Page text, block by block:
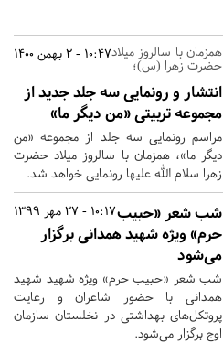
10:47 - 2 بهمن 1400همزمان با سالروز میلاد
حضرت زهرا (س)؛
انتشار و رونمایی سه جلد جدید از
مجموعه تربیتی «من دیگر ما»
مراسم رونمایی سه جلد از مجموعه «من
دیگر ما»، همزمان با سالروز میلاد حضرت
زهرا سلام الله علیها رونمایی خواهد شد.
10:17 - 27 مهر 1399شب شعر «حبیب
حرم» ویژه شهید همدانی برگزار
می‌شود
شب شعر «حبیب حرم» ویژه شهید شهید
همدانی با حضور شاعران و رعایت
پروتکل‌های بهداشتی در نخلستان سازمان
اوج برگزار می‌شود.